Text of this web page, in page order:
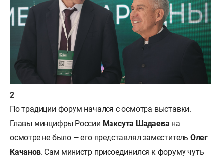
По традиции форум начался с осмотра выставки.
Главы минцифры России Максута Шадаева на
осмотре не было — его представлял заместитель Олег
Качанов. Сам министр присоединился к форуму чуть